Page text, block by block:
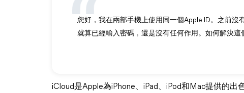
您好，我在兩部手機上使用同一個Apple ID。之前沒
就算已經輸入密碼，還是沒有任何作用。如何解決這
iCloud是Apple為iPhone、iPad、iPod和Mac提供的